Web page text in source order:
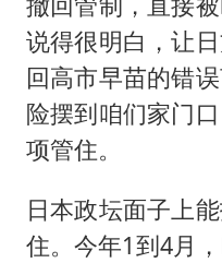
说得很明白，让
回高市早苗的错
险摆到咱们家门
项管住。
日本政坛面子上
住。今年1到4月